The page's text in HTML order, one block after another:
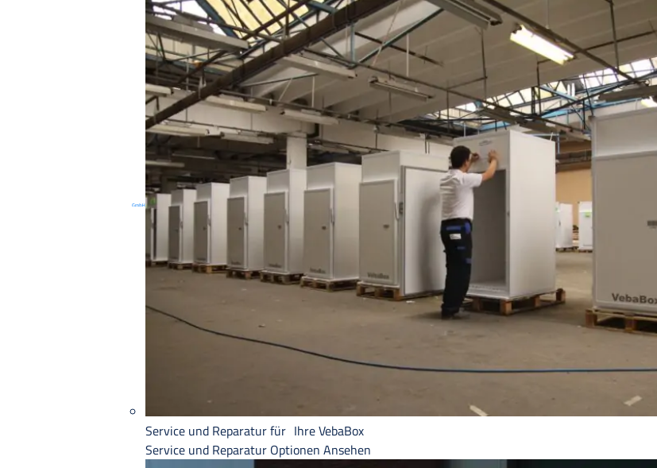
Service und Reparatur für Ihre VebaBox
Service und Reparatur Optionen Ansehen